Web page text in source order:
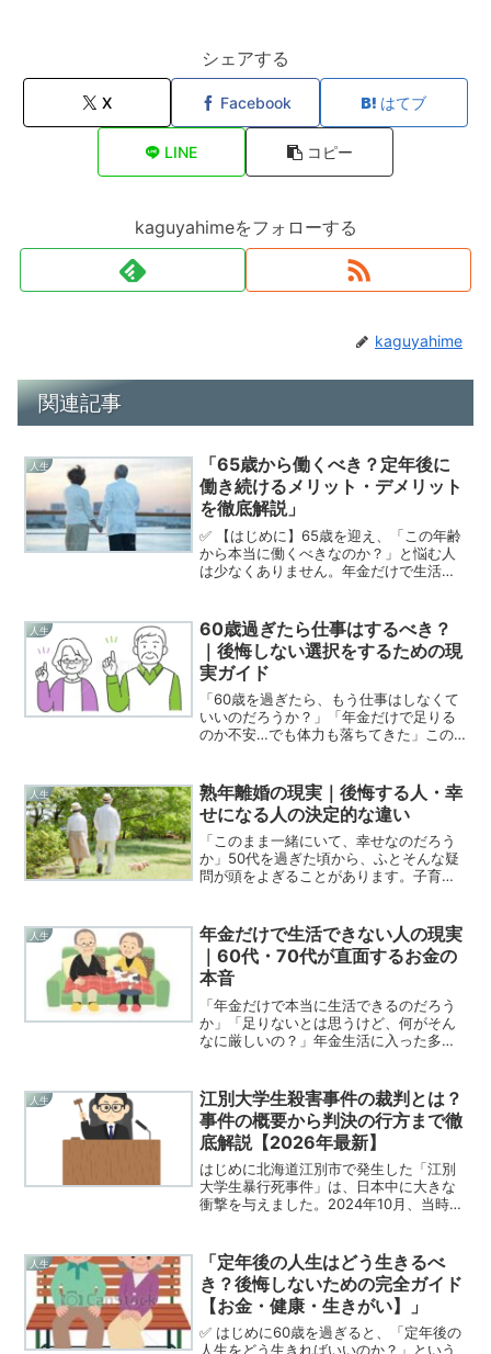
シェアする
X Facebook はてブ
LINE コピー
kaguyahimeをフォローする
kaguyahime
関連記事
人生
「65歳から働くべき？定年後に
働き続けるメリット・デメリット
を徹底解説」
✅ 【はじめに】65歳を迎え、「この年齢
から本当に働くべきなのか？」と悩む人
は少なくありません。年金だけで生活で
と、65歳から働くべきかは“お金・健康・
生活スタイル”の3...
人生
60歳過ぎたら仕事はするべき？
｜後悔しない選択をするための現
実ガイド
「60歳を過ぎたら、もう仕事はしなくて
いいのだろうか？」「年金だけで足りる
のか不安…でも体力も落ちてきた」この
**60歳以降に仕事を「するべき人」「し
なくてもいい人」...
人生
熟年離婚の現実｜後悔する人・幸
せになる人の決定的な違い
「このまま一緒にいて、幸せなのだろう
か」50代を過ぎた頃から、ふとそんな疑
問が頭をよぎることがあります。子育て
が、熟年離婚という選択肢です。ただ
し、熟年離婚は誰にとって...
人生
年金だけで生活できない人の現実
｜60代・70代が直面するお金の
本音
「年金だけで本当に生活できるのだろう
か」「足りないとは思うけど、何がそん
なに厳しいの？」年金生活に入った多く
ない人がなぜ増えているのか、その現実
と理由、そして現実的な対処...
人生
江別大学生殺害事件の裁判とは？
事件の概要から判決の行方まで徹
底解説【2026年最新】
はじめに北海道江別市で発生した「江別
大学生暴行死事件」は、日本中に大きな
衝撃を与えました。2024年10月、当時
害事件ではなく、強盗致死や恐喝など複
数の犯罪が絡む極め...
人生
「定年後の人生はどう生きるべ
き？後悔しないための完全ガイド
【お金・健康・生きがい】」
✅ はじめに60歳を過ぎると、「定年後の
人生をどう生きればいいのか？」という